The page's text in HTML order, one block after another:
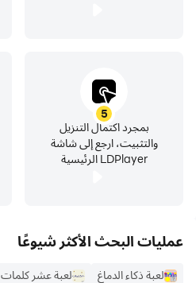
5
بمجرد اكتمال التنزيل
والتثبيت، ارجع إلى شاشة
LDPlayer الرئيسية
عمليات البحث الأكثر شيوعًا
لعبة ذكاء الدماغ لعبة عشر كلمات